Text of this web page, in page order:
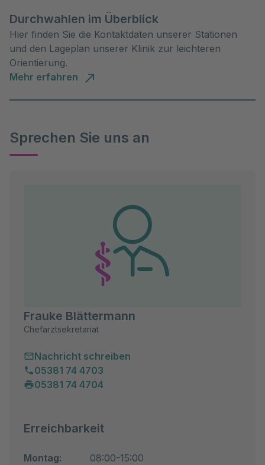
Durchwahlen im Überblick
Hier finden Sie die Kontaktdaten unserer Stationen
und den Lageplan unserer Klinik zur leichteren
Orientierung.
Mehr erfahren
Sprechen Sie uns an
Frauke Blättermann
Chefarztsekretariat
Nachricht schreiben
05381 74 4703
05381 74 4704
Erreichbarkeit
Montag:
08:00-15:00